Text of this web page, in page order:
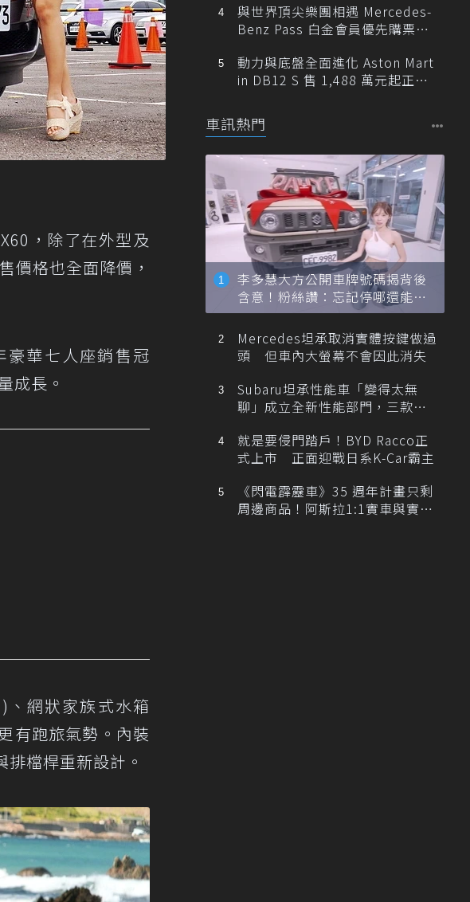
，除了在外型及
價格也全面降價，
豪華七人座銷售冠
成長。
、網狀家族式水箱
有跑旅氣勢。內裝
檔桿重新設計。
與世界頂尖樂團相遇 Mercedes-
Benz Pass 白金會員優先購票維
動力與底盤全面進化 Aston Mart
in DB12 S 售 1,488 萬元起正式
車訊熱門
李多慧大方公開車牌號碼揭背後
含意！粉絲讚：忘記停哪還能幫
忙找車
Mercedes坦承取消實體按鍵做過
頭 但車內大螢幕不會因此消失
Subaru坦承性能車「變得太無
聊」成立全新性能部門，三款手
就是要侵門踏戶！BYD Racco正
式上市 正面迎戰日系K-Car霸主
《閃電霹靂車》35 週年計畫只剩
周邊商品！阿斯拉1:1實車與實體